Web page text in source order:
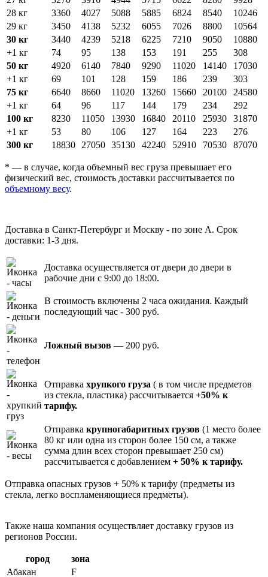
28 кг
3360 4027 5088 5885 6824 8540
10246
29 кг
3450 4138 5232 6055 7026 8800
10564
30 кг
3440 4239 5218 6225 7210 9050
10880
+1 кг
74 95 138 153 191 255
308
50 кг
4920 6140 7840 9290 11020 14140
17030
+1 кг
69 101 128 159 186 239
303
75 кг
6640 8660 11020 13260 15660 20100
24580
+1 кг
64 96 117 144 179 234
292
100 кг
8230 11050 13930 16840 20110 25930
31870
+1 кг
53 80 106 127 164 223
276
300 кг
18830 27050 35130 42240 52910 70530 87070
* — в случае, когда объемный вес груза превышает его
физический вес, стоимость доставки рассчитывается по
объемному весу.
Доставка в Санкт-Петербург и Москву - по зоне A. Срок
доставки: 1-3 дня.
Доставка осуществляется от двери до двери в
рабочие дни с 9:00 до 18:00.
В стоимость включены 2 часа ожидания. Каждый
последующий час - 300 руб.
Ложный вызов — 200 руб.
Отправка хрупкого груза ( в том числе предметов
из стекла, пластика) рассчитывается +50% к
тарифу.
Отправка крупногабаритных грузов (1 место более
80 кг или одна из сторон более 150 см, а также
сумма длин всех сторон превышает 250 см)
рассчитывается с добавлением + 50% к тарифу.
Отправка опасных грузов + 50% к тарифу (предметы из
стекла, легко воспламеняющиеся предметы).
Также наша компания осуществляет доставку грузов из
регионов России.
город
зона
Абакан
F